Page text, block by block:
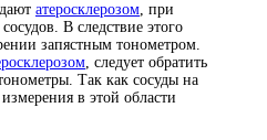
атеросклерозом, при
В следствие этого
запястным тонометром.
, следует обратить
Так как сосуды на
в этой области